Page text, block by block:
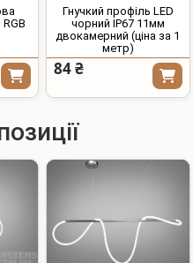
Гнучкий профіль LED
чорний IP67 11мм
двокамерний (ціна за 1
метр)
84 ₴